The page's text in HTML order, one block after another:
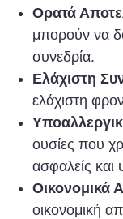
Ορατά
μπορούν να
συνεδρία.
Ελάχιστη
ελάχιστη
ουσίες που
ασφαλείς και
Οικονομικά
οικονομική